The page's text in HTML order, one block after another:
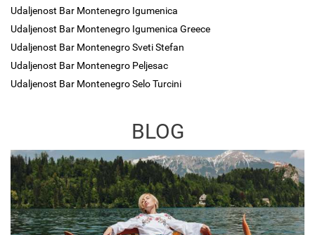
Udaljenost Bar Montenegro Igumenica
Udaljenost Bar Montenegro Igumenica Greece
Udaljenost Bar Montenegro Sveti Stefan
Udaljenost Bar Montenegro Peljesac
Udaljenost Bar Montenegro Selo Turcini
BLOG